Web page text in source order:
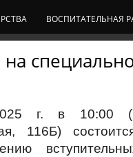
ВОСПИТАТЕЛЬНАЯ
г. в 10:00
116Б)